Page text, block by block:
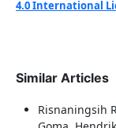
4.0 International
Similar Articles
Risnaningsih